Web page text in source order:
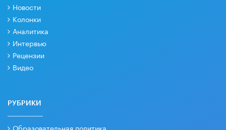
Новости
Колонки
Аналитика
Интервью
Рецензии
Видео
РУБРИКИ
Образовательная политика